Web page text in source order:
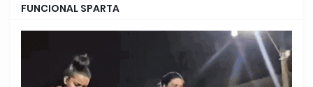
FUNCIONAL SPARTA